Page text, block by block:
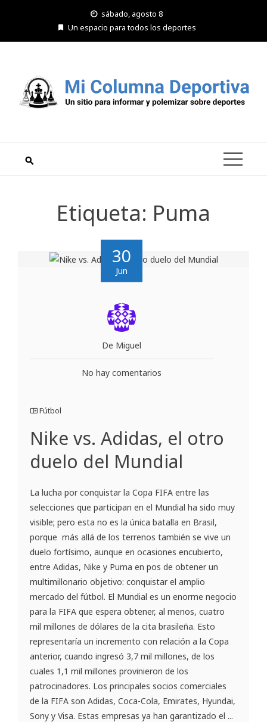
sábado, agosto 8
Un espacio para todos los deportes
Etiqueta: Puma
30
Jun
De Miguel
No hay comentarios
Fútbol
Nike vs. Adidas, el otro
duelo del Mundial
La lucha por conquistar la Copa FIFA entre las
selecciones que participan en el Mundial ha sido muy
visible; pero esta no es la única batalla en Brasil,
porque más allá de los terrenos también se vive un
duelo fortísimo, aunque en ocasiones encubierto,
entre Adidas, Nike y Puma en pos de obtener un
multimillonario objetivo: conquistar el amplio
mercado del fútbol. El Mundial es un enorme negocio
para la FIFA que espera obtener, al menos, cuatro
mil millones de dólares de la cita brasileña. Esto
representaría un incremento con relación a la Copa
anterior, cuando ingresó 3,7 mil millones, de los
cuales 1,1 mil millones provinieron de los
patrocinadores. Los principales socios comerciales
de la FIFA son Adidas, Coca-Cola, Emirates, Hyundai,
Sony y Visa. Estas empresas ya han garantizado el ...